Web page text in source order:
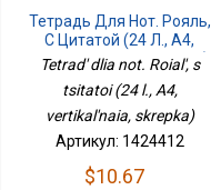
Тетрадь Для Нот. Рояль,
С Цитатой (24 Л., А4,
Вертикальная, Скрепка)
Tetrad' dlia not. Roial', s
tsitatoi (24 l., A4,
vertikal'naia, skrepka)
Артикул: 1424412
$10.67